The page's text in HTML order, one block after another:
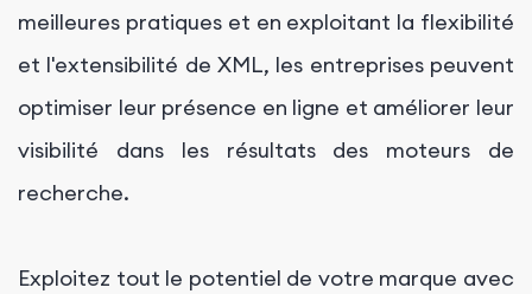
meilleures pratiques et en exploitant la flexibilité
et l'extensibilité de XML, les entreprises peuvent
optimiser leur présence en ligne et améliorer leur
visibilité dans les résultats des moteurs de
recherche.
Exploitez tout le potentiel de votre marque avec